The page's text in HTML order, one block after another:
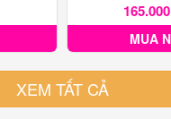
MUA
XEM TẤT CẢ